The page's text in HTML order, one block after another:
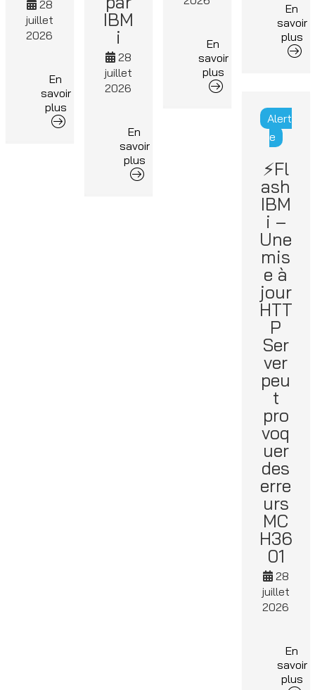
28
juillet
2026
En
savoir
plus
IBM
i
28
juillet
2026
En
savoir
plus
En
savoir
plus
En
savoir
plus
Alert
e
⚡Fl
ash
IBM
i –
Une
mis
e à
jour
HTT
P
Ser
ver
peu
t
pro
voq
uer
des
erre
urs
MC
H36
01
28
juillet
2026
En
savoir
plus